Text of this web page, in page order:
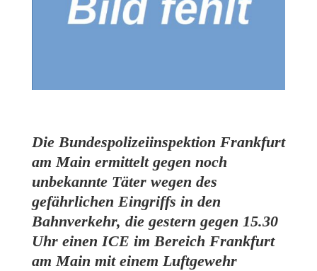
Die Bundespolizeiinspektion Frankfurt
am Main ermittelt gegen noch
unbekannte Täter wegen des
gefährlichen Eingriffs in den
Bahnverkehr, die gestern gegen 15.30
Uhr einen ICE im Bereich Frankfurt
am Main mit einem Luftgewehr